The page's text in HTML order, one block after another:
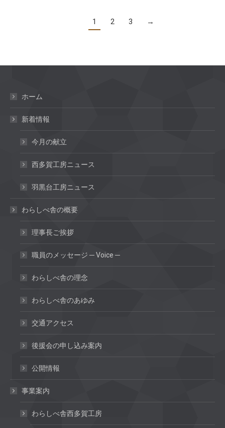
1 2 3 →
ホーム
新着情報
今月の献立
西多賀工房ニュース
羽黒台工房ニュース
わらしべ舎の概要
理事長ご挨拶
職員のメッセージ ─ Voice ─
わらしべ舎の理念
わらしべ舎のあゆみ
交通アクセス
後援会の申し込み案内
公開情報
事業案内
わらしべ舎西多賀工房